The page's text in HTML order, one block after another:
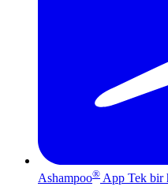
Ashampoo® App Tek bir